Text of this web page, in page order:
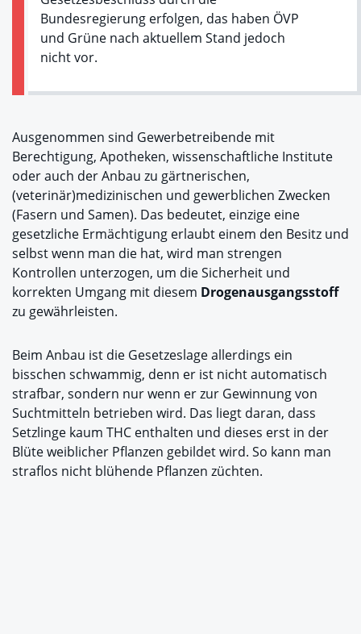
Bundesregierung erfolgen, das haben ÖVP
und Grüne nach aktuellem Stand jedoch
nicht vor.
Ausgenommen sind Gewerbetreibende mit
Berechtigung, Apotheken, wissenschaftliche Institute
oder auch der Anbau zu gärtnerischen,
(veterinär)medizinischen und gewerblichen Zwecken
(Fasern und Samen). Das bedeutet, einzige eine
gesetzliche Ermächtigung erlaubt einem den Besitz und
selbst wenn man die hat, wird man strengen
Kontrollen unterzogen, um die Sicherheit und
korrekten Umgang mit diesem Drogenausgangsstoff
zu gewährleisten.
Beim Anbau ist die Gesetzeslage allerdings ein
bisschen schwammig, denn er ist nicht automatisch
strafbar, sondern nur wenn er zur Gewinnung von
Suchtmitteln betrieben wird. Das liegt daran, dass
Setzlinge kaum THC enthalten und dieses erst in der
Blüte weiblicher Pflanzen gebildet wird. So kann man
straflos nicht blühende Pflanzen züchten.